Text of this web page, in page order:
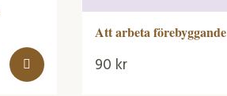
Att arbeta förebyggande
90 kr